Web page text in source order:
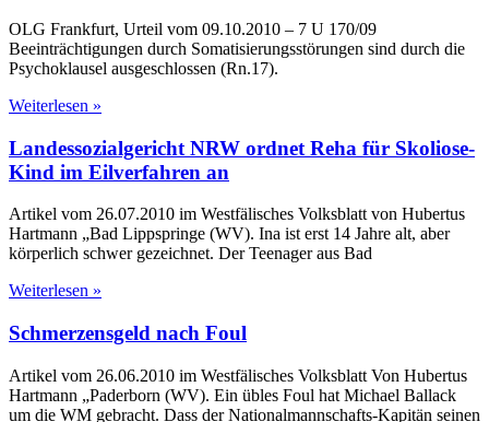
OLG Frankfurt, Urteil vom 09.10.2010 – 7 U 170/09
Beeinträchtigungen durch Somatisierungsstörungen sind durch die
Psychoklausel ausgeschlossen (Rn.17).
Weiterlesen »
Landessozialgericht NRW ordnet Reha für Skoliose-
Kind im Eilverfahren an
Artikel vom 26.07.2010 im Westfälisches Volksblatt von Hubertus
Hartmann „Bad Lippspringe (WV). Ina ist erst 14 Jahre alt, aber
körperlich schwer gezeichnet. Der Teenager aus Bad
Weiterlesen »
Schmerzensgeld nach Foul
Artikel vom 26.06.2010 im Westfälisches Volksblatt Von Hubertus
Hartmann „Paderborn (WV). Ein übles Foul hat Michael Ballack
um die WM gebracht. Dass der Nationalmannschafts-Kapitän seinen